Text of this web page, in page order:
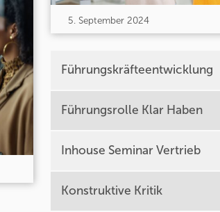
5. September 2024
Führungskräfteentwicklung
Führungsrolle Klar Haben
Inhouse Seminar Vertrieb
Konstruktive Kritik